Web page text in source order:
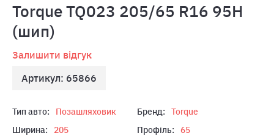
Torque TQ023 205/65 R16 95H
(шип)
Залишити відгук
Артикул: 65866
Тип авто: Позашляховик Бренд:
Torque
Ширина:
205 Профіль:
65